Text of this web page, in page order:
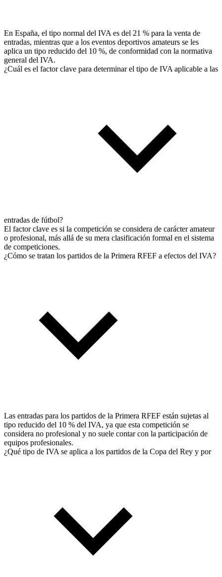
En España, el tipo normal del IVA es del 21 % para la venta de
entradas, mientras que a los eventos deportivos amateurs se les
aplica un tipo reducido del 10 %, de conformidad con la normativa
general del IVA.
¿Cuál es el factor clave para determinar el tipo de IVA aplicable a las
entradas de fútbol?
El factor clave es si la competición se considera de carácter amateur
o profesional, más allá de su mera clasificación formal en el sistema
de competiciones.
¿Cómo se tratan los partidos de la Primera RFEF a efectos del IVA?
Las entradas para los partidos de la Primera RFEF están sujetas al
tipo reducido del 10 % del IVA, ya que esta competición se
considera no profesional y no suele contar con la participación de
equipos profesionales.
¿Qué tipo de IVA se aplica a los partidos de la Copa del Rey y por